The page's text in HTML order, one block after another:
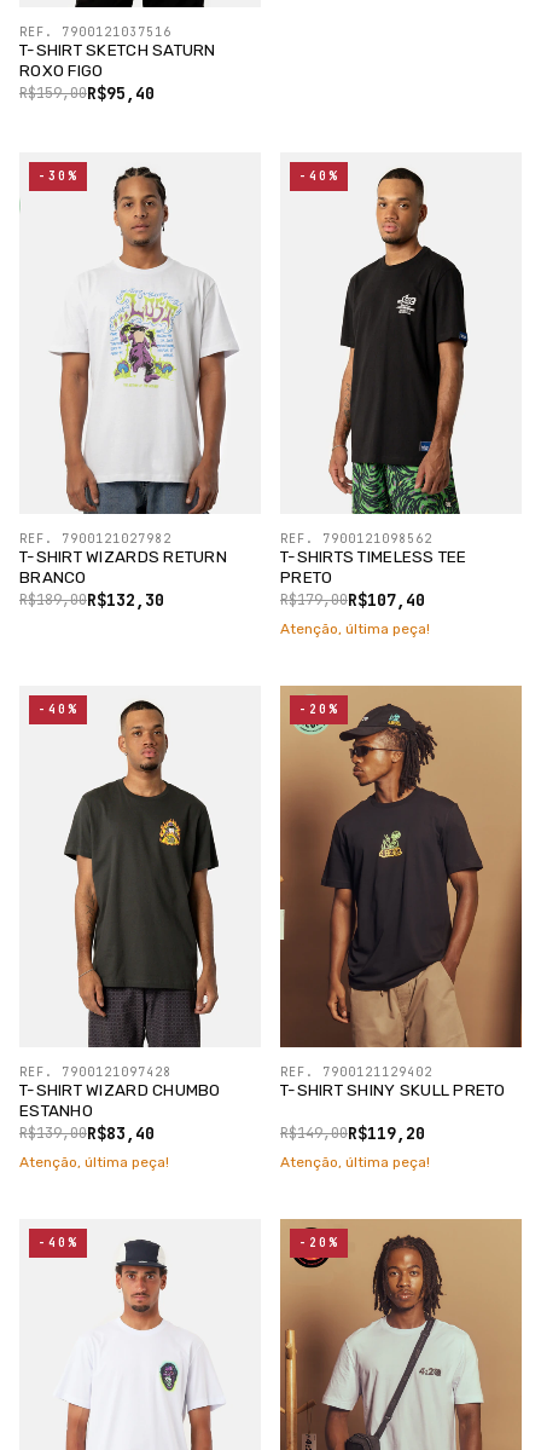
T-SHIRT SKETCH SATURN
ROXO FIGO
R$95,40
R$159,00
REF. 7900121037516
T-SHIRT WIZARDS RETURN
BRANCO
R$132,30
R$189,00
REF. 7900121027982
-30%
T-SHIRTS TIMELESS TEE
PRETO
R$107,40
R$179,00
REF. 7900121098562
-40%
Atenção, última peça!
T-SHIRT WIZARD CHUMBO
ESTANHO
R$83,40
R$139,00
REF. 7900121097428
-40%
Atenção, última peça!
T-SHIRT SHINY SKULL PRETO
R$119,20
R$149,00
REF. 7900121129402
-20%
Atenção, última peça!
-40% -20%